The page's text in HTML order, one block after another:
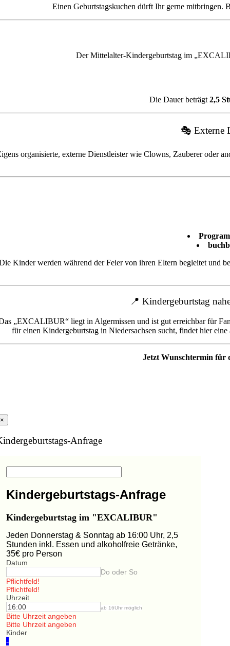
Einen Geburtstagskuchen dürft Ihr gerne mitbringen.
Der Mittelalter-Kindergeburtstag im
Die Dauer beträgt 2,5
🎭 Externe
organisierte, externe Dienstleister wie Clowns, Zauberer oder
Kinder werden während der Feier von ihren Eltern begleitet und
📍 Kindergeburtstag
„EXCALIBUR“ liegt in Algermissen und ist gut erreichbar für
für einen Kindergeburtstag in Niedersachsen sucht, findet hier
Jetzt Wunschtermin für
×
Anfrage
Kindergeburtstags-Anfrage
Kindergeburtstag im "EXCALIBUR"
Jeden Donnerstag & Sonntag ab 16:00 Uhr, 2,5
Stunden inkl. Essen und alkoholfreie Getränke,
35€ pro Person
Datum
Do oder So
Pflichtfeld!
Pflichtfeld!
Uhrzeit
ab 16Uhr möglich
Bitte Uhrzeit angeben
Bitte Uhrzeit angeben
Kinder
-